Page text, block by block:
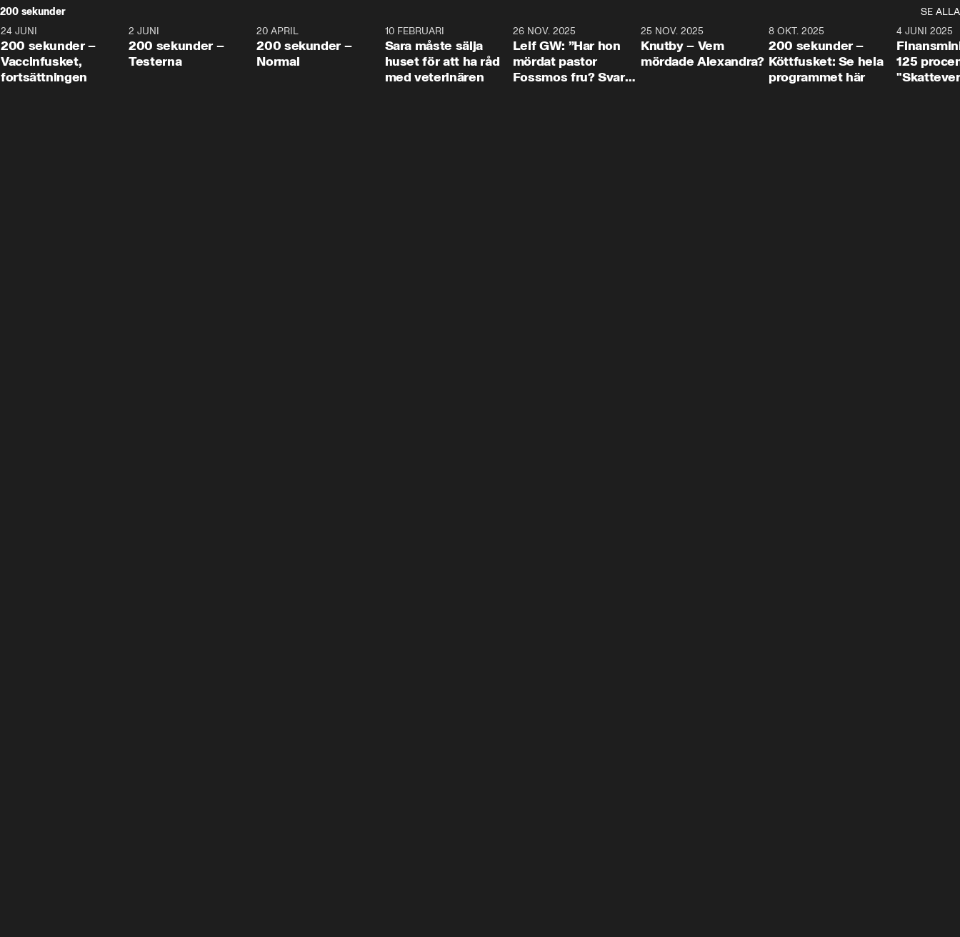
200 sekunder
SE ALLA
5:00
24 JUNI
200 sekunder –
Vaccinfusket,
fortsättningen
4:23
2 JUNI
200 sekunder –
Testerna
20 APRIL
200 sekunder –
Normal
10 FEBRUARI
Sara måste sälja
huset för att ha råd
med veterinären
26 NOV. 2025
Leif GW: ”Har hon
mördat pastor
Fossmos fru? Svar
31:05
25 NOV. 2025
Knutby – Vem
mördade Alexandra?
4:29
8 OKT. 2025
200 sekunder –
Köttfusket: Se hela
programmet här
4 JUNI 2025
125